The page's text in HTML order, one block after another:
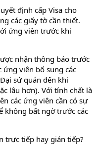
định cấp Visa cho
các giấy tờ cần thiết.
ứng viên trước khi
nhận thông báo trước
ứng viên bổ sung các
sứ quán đến khi
lâu hơn). Với tính chất là
các ứng viên cần có sự
không bất ngờ trước các
trực tiếp hay gián tiếp?